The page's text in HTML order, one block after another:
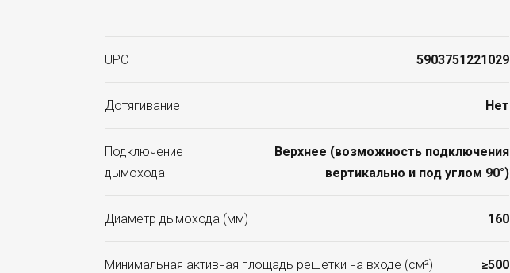
UPC 5903751221029
Дотягивание Нет
Подключение
дымохода
Верхнее (возможность подключения
вертикально и под углом 90°)
Диаметр дымохода (мм) 160
Минимальная активная площадь решетки на входе (см²) ≥500